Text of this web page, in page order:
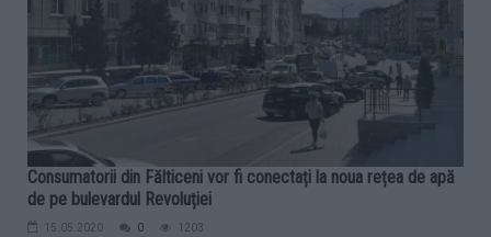
Consumatorii din Fălticeni vor fi conectați la noua rețea de apă
de pe bulevardul Revoluției
15.05.2020 0 1203